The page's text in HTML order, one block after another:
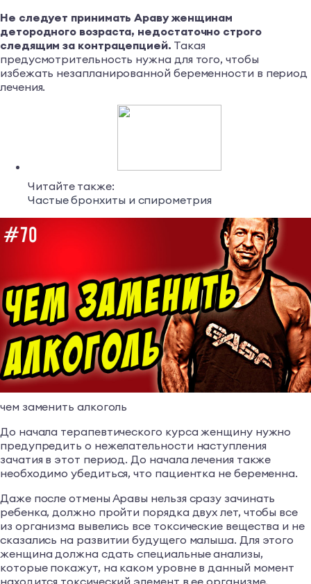
Не следует принимать Араву женщинам
детородного возраста, недостаточно строго
следящим за контрацепцией. Такая
предусмотрительность нужна для того, чтобы
избежать незапланированной беременности в период
лечения.
Читайте также:
Частые бронхиты и спирометрия
чем заменить алкоголь
До начала терапевтического курса женщину нужно
предупредить о нежелательности наступления
зачатия в этот период. До начала лечения также
необходимо убедиться, что пациентка не беременна.
Даже после отмены Аравы нельзя сразу зачинать
ребенка, должно пройти порядка двух лет, чтобы все
из организма вывелись все токсические вещества и не
сказались на развитии будущего малыша. Для этого
женщина должна сдать специальные анализы,
которые покажут, на каком уровне в данный момент
находится токсический элемент в ее организме.